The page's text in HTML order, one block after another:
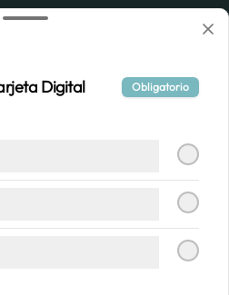
Digital Obligatorio